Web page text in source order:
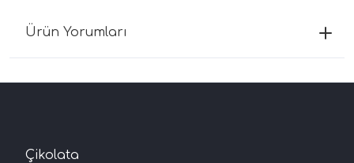
Ürün Yorumları
Çikolata